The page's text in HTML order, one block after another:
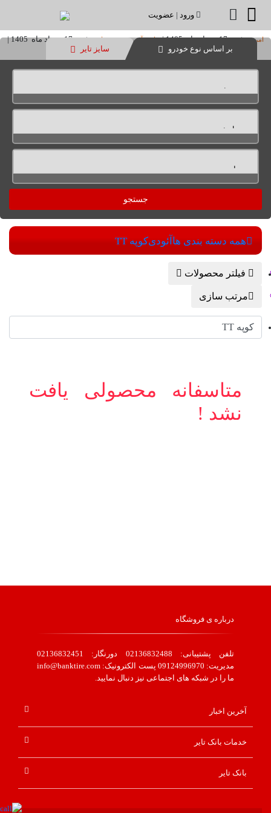
ورود | عضویت
امروز: شنبه 17 مرداد ماه 1405 | تاریخ آخرین بروز رسانی: شنبه 17 مرداد ماه 1405
|
17:47
بر اساس نوع خودرو سایز تایر
جستجو
همه دسته بندی ها آئودیکوپه TT
فیلتر محصولات
مرتب سازی
کوپه TT
متاسفانه محصولی یافت
نشد !
درباره ی فروشگاه
تلفن پشتیبانی: 02136832488 دورنگار: 02136832451
مدیریت: 09124996970 پست الکترونیک: info@banktire.com
ما را در شبکه های اجتماعی نیز دنبال نمایید.
آخرین اخبار
خدمات بانک تایر
بانک تایر